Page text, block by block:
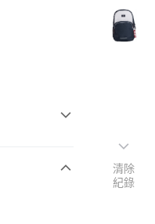
清除
紀錄